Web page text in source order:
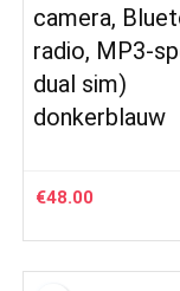
camera,
radio, MP3-
dual sim)
donkerblauw
€48.00